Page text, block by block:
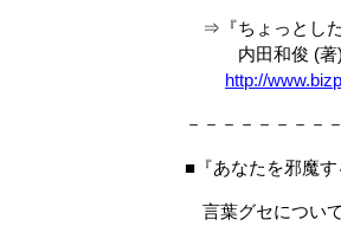
⇒『ちょっとした
内田和俊 (著)
http://
－－－－－－－－
■『あなたを邪魔す
言葉グセについ